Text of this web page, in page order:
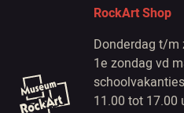
RockArt Shop
Donderdag t/m
1e zondag vd
schoolvakanties
11.00 tot 17.00